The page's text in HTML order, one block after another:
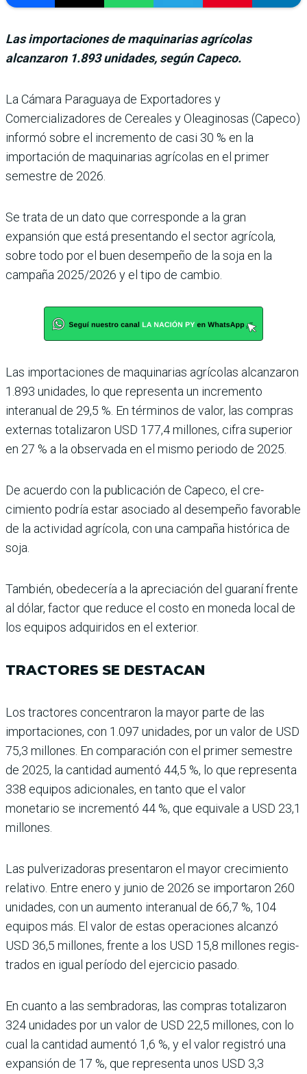
Las importaciones de maquinarias agrícolas
alcanzaron 1.893 unidades, según Capeco.
La Cámara Paraguaya de Exportadores y
Comercializadores de Cereales y Oleaginosas (Capeco)
informó sobre el incremento de casi 30 % en la
importación de maquina­rias agrícolas en el primer
semestre de 2026.
Se trata de un dato que corres­ponde a la gran
expansión que está presentando el sec­tor agrícola,
sobre todo por el buen desempeño de la soja en la
campaña 2025/2026 y el tipo de cambio.
Las importaciones de maquinarias agrícolas alcanzaron
1.893 unidades, lo que representa un incre­mento
interanual de 29,5 %. En términos de valor, las compras
externas tota­lizaron USD 177,4 millo­nes, cifra superior
en 27 % a la observada en el mismo periodo de 2025.
De acuerdo con la publi­cación de Capeco, el cre­
cimiento podría estar asociado al desempeño favo­rable
de la actividad agrí­cola, con una campaña his­tórica de
soja.
También, obedecería a la apre­ciación del guaraní frente
al dólar, factor que reduce el costo en moneda local de
los equipos adquiridos en el exterior.
TRACTORES SE DESTACAN
Los tractores concentraron la mayor parte de las
importacio­nes, con 1.097 unidades, por un valor de USD
75,3 millones. En comparación con el primer semestre
de 2025, la can­tidad aumentó 44,5 %, lo que representa
338 equipos adicionales, en tanto que el valor
monetario se incre­mentó 44 %, que equivale a USD 23,1
millones.
Las pulverizadoras presen­taron el mayor crecimiento
relativo. Entre enero y junio de 2026 se importaron 260
unidades, con un aumento interanual de 66,7 %, 104
equipos más. El valor de estas operaciones alcanzó
USD 36,5 millones, frente a los USD 15,8 millones regis­
trados en igual período del ejercicio pasado.
En cuanto a las sembradoras, las com­pras totalizaron
324 uni­dades por un valor de USD 22,5 millones, con lo
cual la cantidad aumentó 1,6 %, y el valor registró una
expan­sión de 17 %, que representa unos USD 3,3